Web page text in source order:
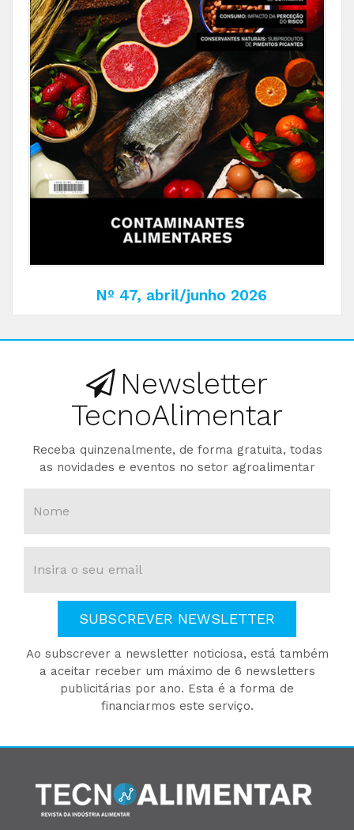
Nº 47, abril/junho 2026
Newsletter
TecnoAlimentar
Receba quinzenalmente, de forma gratuita, todas
as novidades e eventos no setor agroalimentar
SUBSCREVER NEWSLETTER
Ao subscrever a newsletter noticiosa, está também
a aceitar receber um máximo de 6 newsletters
publicitárias por ano. Esta é a forma de
financiarmos este serviço.